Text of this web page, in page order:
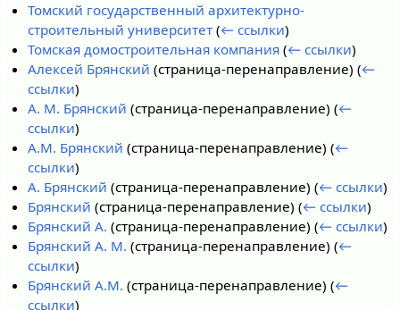
Томский государственный архитектурно-
строительный университет (← ссылки)
Томская домостроительная компания (← ссылки)
Алексей Брянский (страница-перенаправление)(←
ссылки)
А. М. Брянский (страница-перенаправление)(←
ссылки)
А.М. Брянский (страница-перенаправление)(←
ссылки)
А. Брянский (страница-перенаправление)(← ссылки)
Брянский (страница-перенаправление)(← ссылки)
Брянский А. (страница-перенаправление)(← ссылки)
Брянский А. М. (страница-перенаправление)(←
ссылки)
Брянский А.М. (страница-перенаправление)(←
ссылки)